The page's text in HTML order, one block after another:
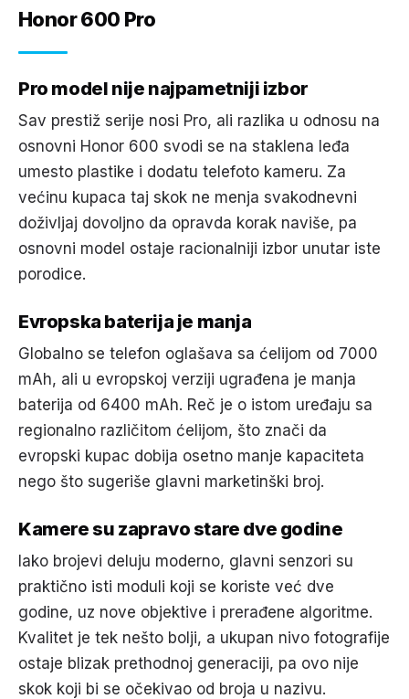
Honor 600 Pro
Pro model nije najpametniji izbor
Sav prestiž serije nosi Pro, ali razlika u odnosu na
osnovni Honor 600 svodi se na staklena leđa
umesto plastike i dodatu telefoto kameru. Za
većinu kupaca taj skok ne menja svakodnevni
doživljaj dovoljno da opravda korak naviše, pa
osnovni model ostaje racionalniji izbor unutar iste
porodice.
Evropska baterija je manja
Globalno se telefon oglašava sa ćelijom od 7000
mAh, ali u evropskoj verziji ugrađena je manja
baterija od 6400 mAh. Reč je o istom uređaju sa
regionalno različitom ćelijom, što znači da
evropski kupac dobija osetno manje kapaciteta
nego što sugeriše glavni marketinški broj.
Kamere su zapravo stare dve godine
Iako brojevi deluju moderno, glavni senzori su
praktično isti moduli koji se koriste već dve
godine, uz nove objektive i prerađene algoritme.
Kvalitet je tek nešto bolji, a ukupan nivo fotografije
ostaje blizak prethodnoj generaciji, pa ovo nije
skok koji bi se očekivao od broja u nazivu.